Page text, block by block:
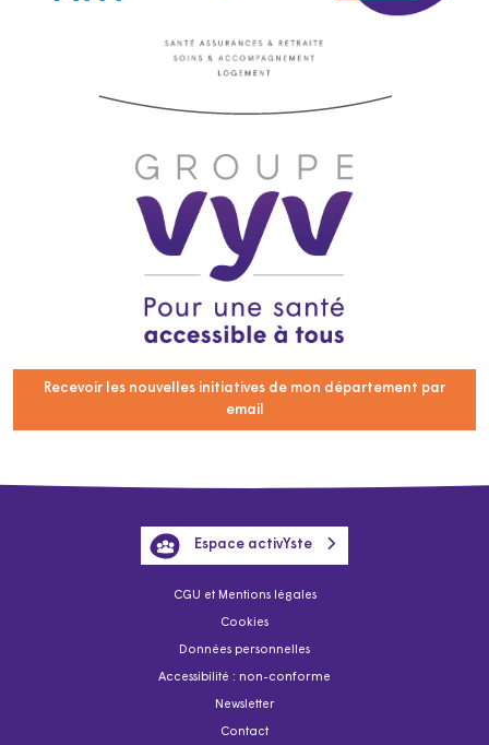
Recevoir les nouvelles initiatives de mon département par
email
CGU et Mentions légales
Cookies
Données personnelles
Accessibilité : non-conforme
Newsletter
Contact
Espace activYste